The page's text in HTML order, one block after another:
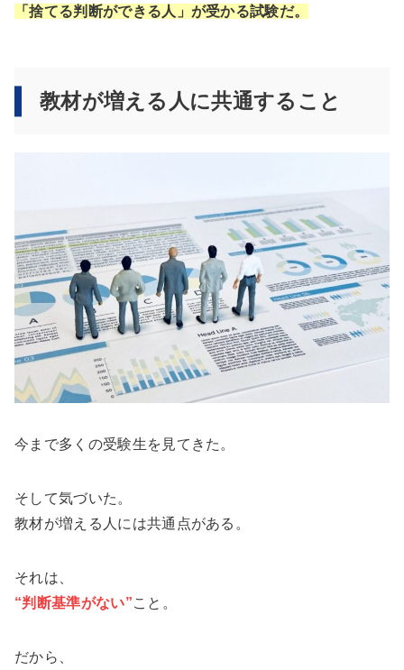
「捨てる判断ができる人」が受かる試験だ。
教材が増える人に共通すること
今まで多くの受験生を見てきた。
そして気づいた。
教材が増える人には共通点がある。
それは、
“判断基準がない”こと。
だから、